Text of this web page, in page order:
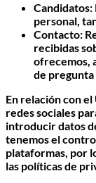
Candidatos:
personal,
Contacto:
recibidas
ofrecemos,
de pregunta
En relación con el
redes sociales
introducir datos
tenemos el
plataformas, por
las políticas de